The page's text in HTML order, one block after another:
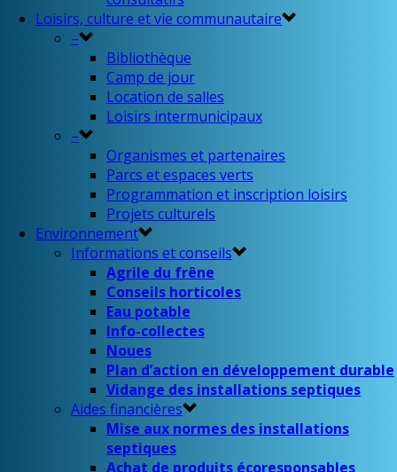
Loisirs, culture et vie communautaire
–
Bibliothèque
Camp de jour
Location de salles
Loisirs intermunicipaux
–
Organismes et partenaires
Parcs et espaces verts
Programmation et inscription loisirs
Projets culturels
Environnement
Informations et conseils
Agrile du frêne
Conseils horticoles
Eau potable
Info-collectes
Noues
Plan d’action en développement durable
Vidange des installations septiques
Aides financières
Mise aux normes des installations
septiques
Achat de produits écoresponsables